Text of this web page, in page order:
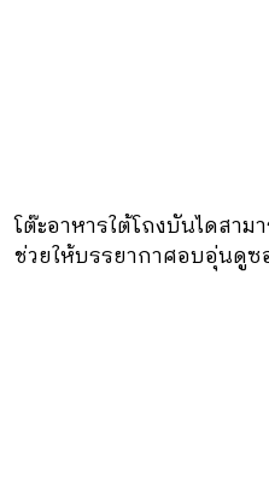
โต๊ะอาหารใต้โถงบันไดสา
ช่วยให้บรรยากาศอบอุ่นดูซ